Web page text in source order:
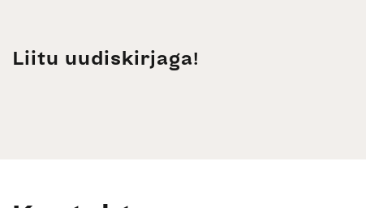
Liitu uudiskirjaga!